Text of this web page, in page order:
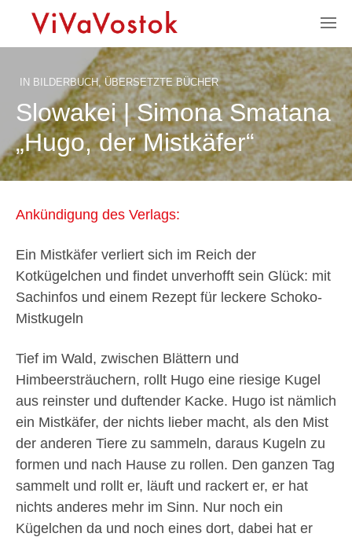
IN BILDERBUCH,ÜBERSETZTE BÜCHER
Slowakei | Simona Smatana
„Hugo, der Mistkäfer“
Ankündigung des Verlags:
Ein Mistkäfer verliert sich im Reich der
Kotkügelchen und findet unverhofft sein Glück: mit
Sachinfos und einem Rezept für leckere Schoko-
Mistkugeln
Tief im Wald, zwischen Blättern und
Himbeersträuchern, rollt Hugo eine riesige Kugel
aus reinster und duftender Kacke. Hugo ist nämlich
ein Mistkäfer, der nichts lieber macht, als den Mist
der anderen Tiere zu sammeln, daraus Kugeln zu
formen und nach Hause zu rollen. Den ganzen Tag
sammelt und rollt er, läuft und rackert er, er hat
nichts anderes mehr im Sinn. Nur noch ein
Kügelchen da und noch eines dort, dabei hat er